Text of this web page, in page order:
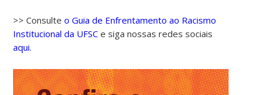
>> Consulteo Guia de Enfrentamento ao Racismo
Institucional da UFSC e siga nossas redes sociais
aqui.